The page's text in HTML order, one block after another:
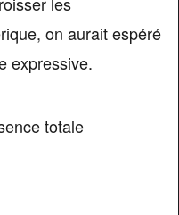
on aurait espéré
expressive.
totale